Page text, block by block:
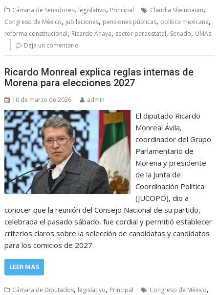
Cámara de Senadores, legislativo, Principal Claudia Sheinbaum,
Congreso de México, jubilaciones, pensiones públicas, política mexicana,
reforma constitucional, Ricardo Anaya, sector paraestatal, Senado, UMAs
Deja un comentario
Ricardo Monreal explica reglas internas de
Morena para elecciones 2027
10 de marzo de 2026 admin
El diputado Ricardo
Monreal Ávila,
coordinador del Grupo
Parlamentario de
Morena y presidente
de la Junta de
Coordinación Política
(JUCOPO), dio a
conocer que la reunión del Consejo Nacional de su partido,
celebrada el pasado sábado, fue cordial y permitió establecer
criterios claros sobre la selección de candidatas y candidatos
para los comicios de 2027.
LEER MÁS
Cámara de Diputados, legislativo, Principal Congreso de México,